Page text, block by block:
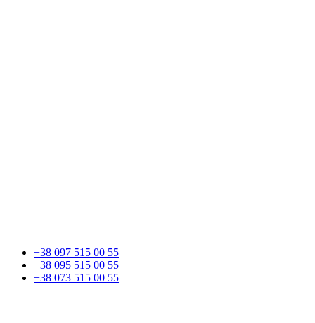
+38 097 515 00 55
+38 095 515 00 55
+38 073 515 00 55